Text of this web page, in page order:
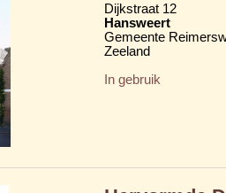
Dijkstraat 12
Hansweert
Gemeente
Zeeland
In gebruik